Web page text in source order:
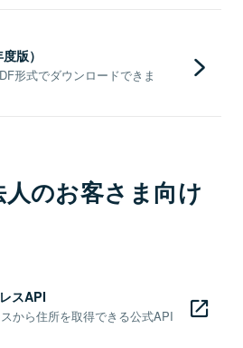
版）
形式でダウンロードできま
のお客さま向け
スAPI
から住所を取得できる公式API